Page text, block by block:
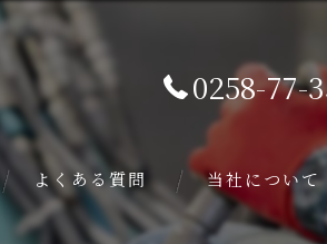
0258-77-
よくある質問 当社について